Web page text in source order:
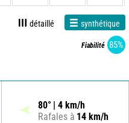
détaillé synthétique
Fiabilité 85%
80° 4 km/h
Rafales à 14 km/h